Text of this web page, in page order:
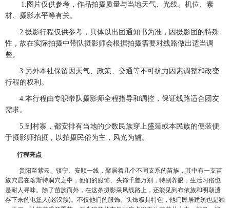
1.图片仅供参考，作品拍摄质量与当地天气、光线、机位、素
材、摄影水平等有关。
2.摄影行程仅供参考，具体以出团通知书为准，因摄影团的特殊
性，故在实际拍摄中带队摄影师会根据拍摄需要对线路做出适当调
整。
3.另外本社保留因天气、政策、交通等不可抗力因素调整和改变
行程的权利。
4.本行程由专职带队摄影师全程指导和调控，保证线路适合团友
需求。
5.到村寨，都安排有当地的少数民族穿上盛装或本民族的便装便
于摄影师拍摄，以拍摄民俗为主，风光为辅。
行程亮点
贵阳至紫云、镇宁、安顺一线，聚居着几个不同支系的苗族，其中有一支苗
族穴居在喀斯特洞穴之中，他们的服饰、头饰千差万别，特别养眼，生活习俗也
是耐人寻味。除了苗族而外，在这条摄影采风线路上，还能见到布依族和明朝遗
存下来的屯堡人(老汉族)。不仅他们的服饰、头饰极具特色，他们民居建筑也是独